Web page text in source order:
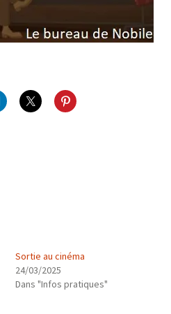
Sortie au cinéma
24/03/2025
Dans "Infos pratiques"